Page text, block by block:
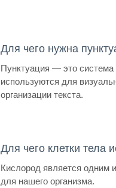
Для чего нужна
Пунктуация — это система
используются для
организации текста.
Для чего клетки тела
Кислород является одним
для нашего организма.